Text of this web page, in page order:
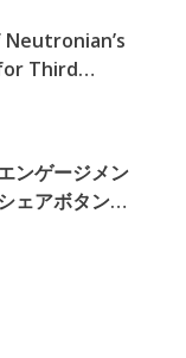
Third
ンゲージメン
ェアボタンの